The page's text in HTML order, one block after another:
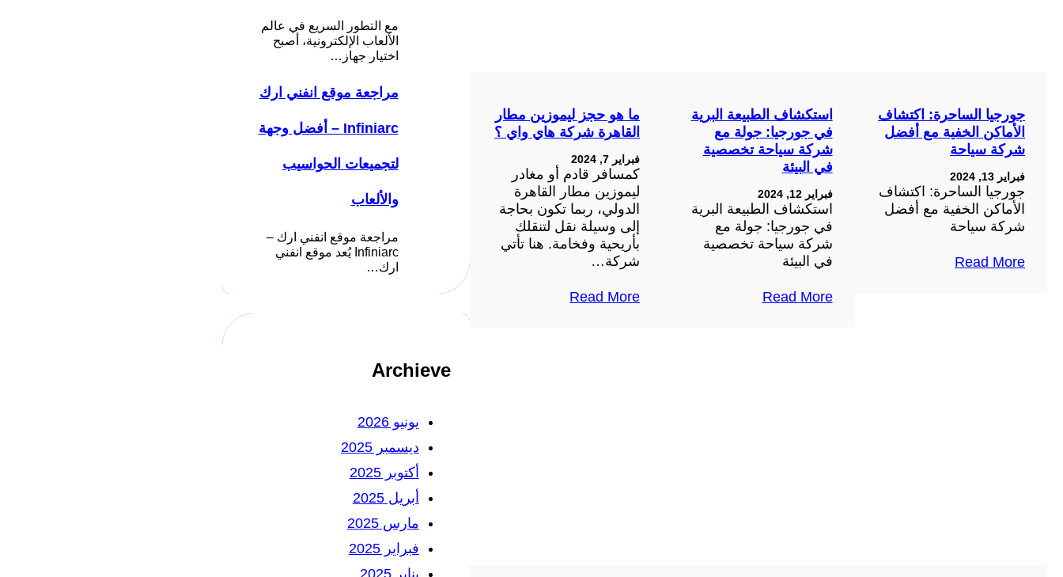
جورجيا الساحرة: اكتشاف
الأماكن الخفية مع أفضل
شركة سياحة
فبراير 13, 2024
جورجيا الساحرة: اكتشاف
الأماكن الخفية مع أفضل
شركة سياحة
Read More
استكشاف الطبيعة البرية
في جورجيا: جولة مع
شركة سياحة تخصصية
في البيئة
فبراير 12, 2024
استكشاف الطبيعة البرية
في جورجيا: جولة مع
شركة سياحة تخصصية
في البيئة
Read More
ما هو حجز ليموزين مطار
القاهرة شركة هاي واي ؟
فبراير 7, 2024
كمسافر قادم أو مغادر
ليموزين مطار القاهرة
الدولي، ربما تكون بحاجة
إلى وسيلة نقل لتنقلك
بأريحية وفخامة. هنا تأتي
شركة…
Read More
مع التطور السريع في عالم
الألعاب الإلكترونية، أصبح
اختيار جهاز…
مراجعة موقع انفني ارك
Infiniarc – أفضل وجهة
لتجميعات الحواسيب
والألعاب
مراجعة موقع انفني ارك –
Infiniarc يُعد موقع انفني
ارك…
Archieve
يونيو 2026
ديسمبر 2025
أكتوبر 2025
أبريل 2025
مارس 2025
فبراير 2025